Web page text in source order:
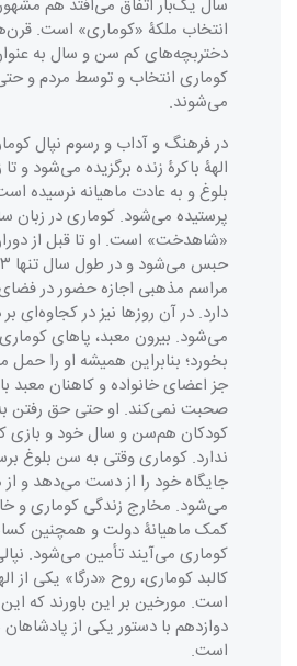
سال یک‌بار اتفاق می‌افتد هم
انتخاب ملکۀ «کوماری» است.
دختربچه‌های کم سن و سال به
کوماری انتخاب و توسط مردم و
می‌شوند.
در فرهنگ و آداب و رسوم نپال
الهۀ باکرۀ زنده برگزیده می‌شود و
بلوغ و به عادت ماهیانه نرسیده
پرستیده می‌شود. کوماری در زبان
«شاهدخت» است. او تا قبل از
مراسم مذهبی اجازه حضور در فضای
دارد. در آن روزها نیز در
می‌شود. بیرون معبد، پاهای
بخورد؛ بنابراین همیشه او را حمل
جز اعضای خانواده و کاهنان
صحبت نمی‌کند. او حتی حق رفتن
کودکان هم‌سن و سال خود و بازی
ندارد. کوماری وقتی به سن بلوغ
جایگاه خود را از دست می‌دهد و از
می‌شود. مخارج زندگی کوماری و
کمک ماهیانۀ دولت و همچنین
کوماری می‌آیند تأمین می‌شود.
کالبد کوماری، روح «درگا» یکی
است. مورخین بر این باورند که
دوازدهم با دستور یکی از پادشاهان
است.